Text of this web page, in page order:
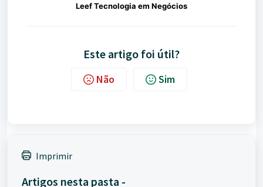
Leef Tecnologia em Negócios
Este artigo foi útil?
Não Sim
Imprimir
Artigos nesta pasta -